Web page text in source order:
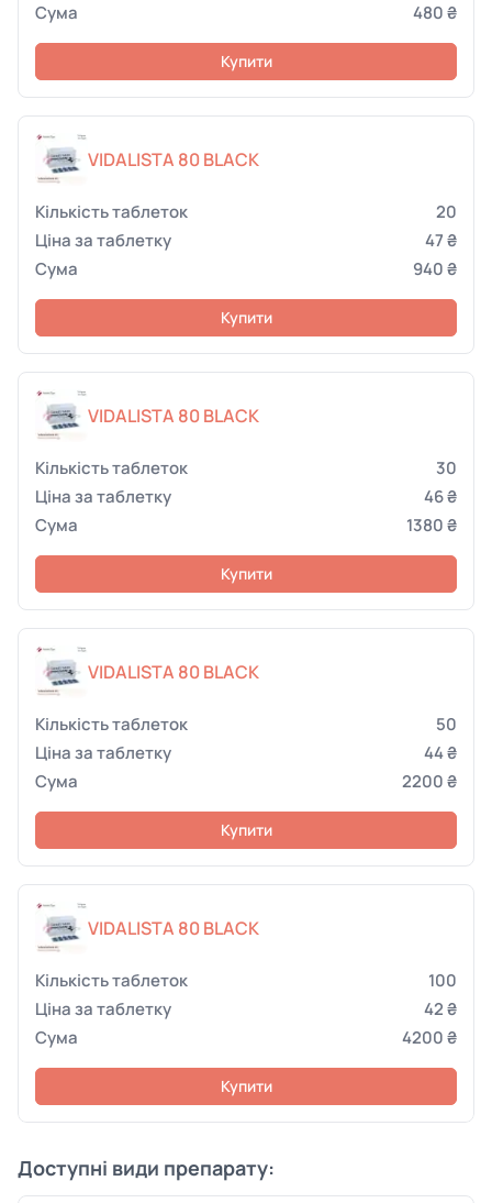
480 ₴
Купити
VIDALISTA 80 BLACK
20
47 ₴
940 ₴
Купити
VIDALISTA 80 BLACK
30
46 ₴
1380 ₴
Купити
VIDALISTA 80 BLACK
50
44 ₴
2200 ₴
Купити
VIDALISTA 80 BLACK
100
42 ₴
4200 ₴
Купити
Доступні види препарату: